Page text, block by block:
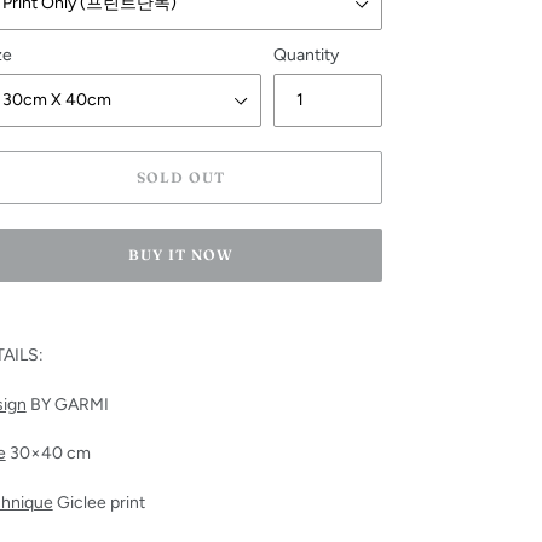
Quantity
SOLD OUT
BUY IT NOW
BY GARMI
30×40 cm
Giclee print